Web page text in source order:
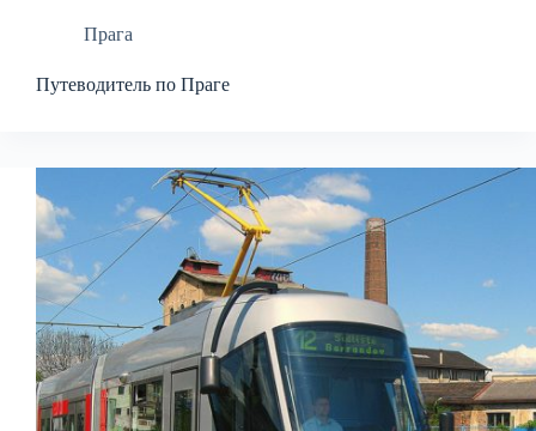
Прага
Путеводитель по Праге